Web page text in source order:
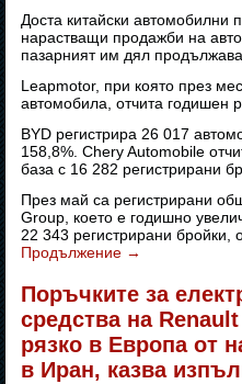
Доста китайски автомобилни
нарастващи продажби на
пазарният им дял
Leapmotor, при която през
автомобила, отчита годишен
BYD регистрира 26 017
158,8%. Chery Automobile
база с 16 282 регистрирани
През май са регистрирани
Group, което е годишно
22 343 регистрирани бройки,
Продължение →
Поръчките за
средства на
рязко в Европа от
в Иран, казва